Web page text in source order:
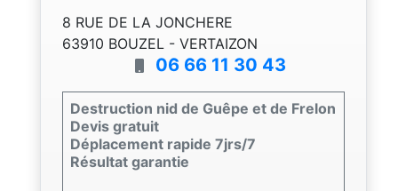
8 RUE DE LA JONCHERE
63910 BOUZEL - VERTAIZON
06 66 11 30 43
Destruction nid de Guêpe et de Frelon
Devis gratuit
Déplacement rapide 7jrs/7
Résultat garantie